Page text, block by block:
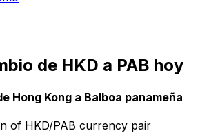
de HKD a PAB hoy
Hong Kong a Balboa panameña
of HKD/PAB currency pair